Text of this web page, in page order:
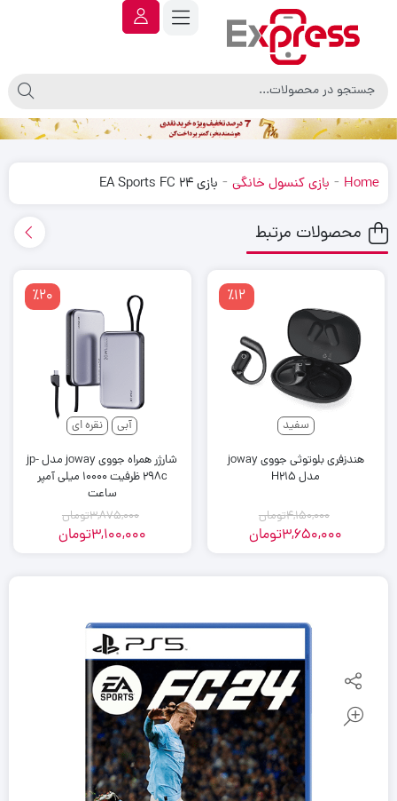
Home
- بازی کنسول خانگی - بازی EA Sports FC 24
محصولات مرتبط
سفید
٪12
هندزفری بلوتوثی جووی joway
مدل H215
4,150,000تومان
3,650,000تومان
آبی نقره ای
٪20
شارژر همراه جووی joway مدل jp-
298c ظرفیت 10000 میلی آمپر
ساعت
3,875,000تومان
3,100,000تومان